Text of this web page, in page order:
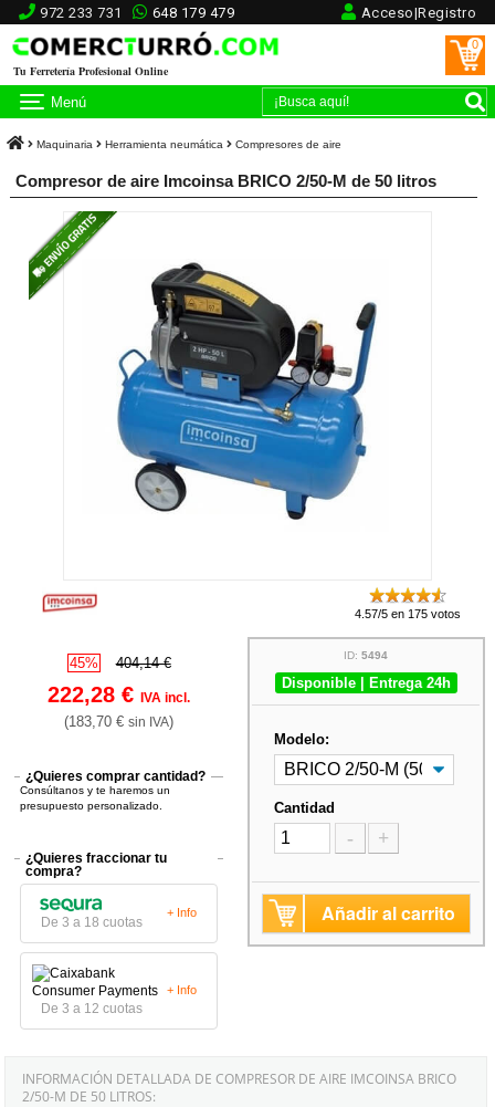
972 233 731 648 179 479 Acceso|Registro
Tu Ferretería Profesional Online
0
Menú
Maquinaria Herramienta neumática Compresores de aire
Compresor de aire Imcoinsa BRICO 2/50-M de 50 litros
4.57/5 en 175 votos
45% 404,14 €
222,28 €IVA incl.
(183,70 €sin IVA)
¿Quieres comprar cantidad?
Consúltanos y te haremos un
presupuesto personalizado.
¿Quieres fraccionar tu
compra?
De 3 a 18 cuotas
+ Info
De 3 a 12 cuotas
+ Info
ID:5494
Disponible | Entrega 24h
Modelo:
Cantidad
- +
Añadir al carrito
INFORMACIÓN DETALLADA DE COMPRESOR DE AIRE IMCOINSA BRICO
2/50-M DE 50 LITROS: